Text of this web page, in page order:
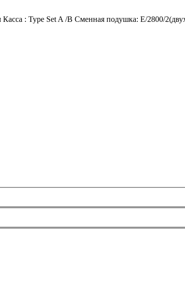
: Type Set A /B Сменная подушка: Е/2800/